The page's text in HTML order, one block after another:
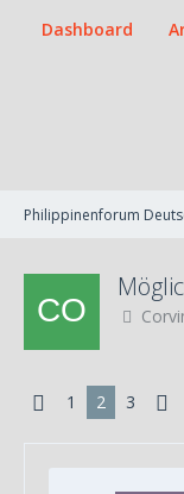
Dashboard
Philippinenforum
1 2 3